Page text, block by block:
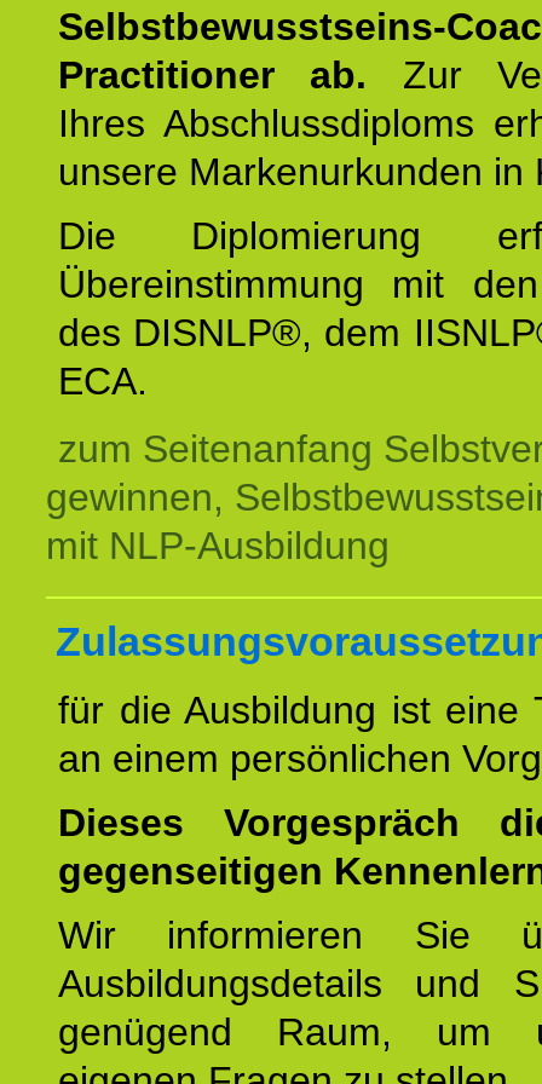
Selbstbewusstseins-
Practitioner ab. Zur
Ihres Abschlussdiploms
unsere Markenurkunden in
Die Diplomierung
Übereinstimmung mit
des DISNLP®, dem
ECA.
zum Seitenanfang
gewinnen,
mit NLP-Ausbildung
für die Ausbildung ist eine
an einem persönlichen
Dieses Vorgespräch
gegenseitigen
Wir informieren Sie
Ausbildungsdetails und
genügend Raum, um